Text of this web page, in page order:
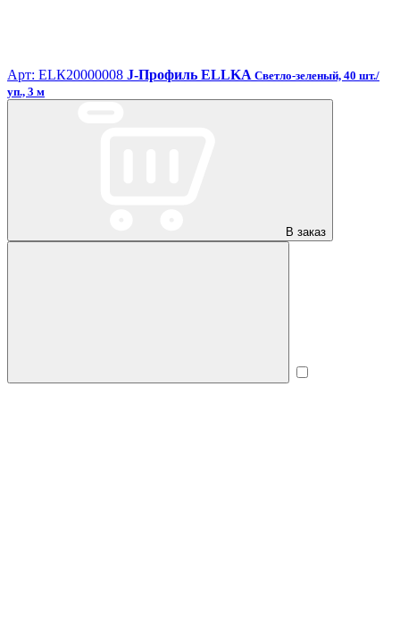
Арт: ЕLК20000008 J-Профиль ELLKA Светло-зеленый, 40 шт./
уп., 3 м
В заказ